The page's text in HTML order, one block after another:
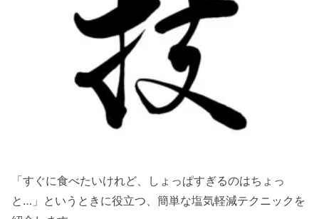
「すぐに食べたいけれど、しょっぱすぎるのはちょっ
と…」というときに役立つ、簡単な塩気軽減テクニックを